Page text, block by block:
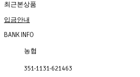
최근본상품
입금안내
BANK INFO
농협
351-1131-621463